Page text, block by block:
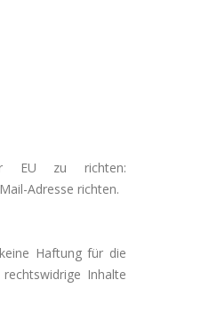
EU zu richten:
Adresse richten.
Haftung für die
Inhalte